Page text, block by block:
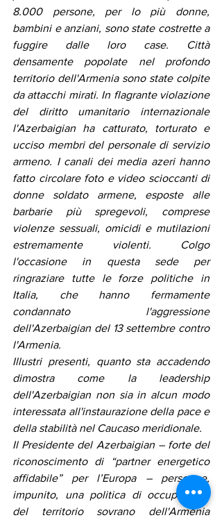
8.000 persone, per lo più donne,
bambini e anziani, sono state costrette a
fuggire dalle loro case. Città
densamente popolate nel profondo
territorio dell'Armenia sono state colpite
da attacchi mirati. In flagrante violazione
del diritto umanitario internazionale
l'Azerbaigian ha catturato, torturato e
ucciso membri del personale di servizio
armeno. I canali dei media azeri hanno
fatto circolare foto e video scioccanti di
donne soldato armene, esposte alle
barbarie più spregevoli, comprese
violenze sessuali, omicidi e mutilazioni
estremamente violenti. Colgo
l'occasione in questa sede per
ringraziare tutte le forze politiche in
Italia, che hanno fermamente
condannato l'aggressione
dell'Azerbaigian del 13 settembre contro
l'Armenia.
Illustri presenti, quanto sta accadendo
dimostra come la leadership
dell'Azerbaigian non sia in alcun modo
interessata all'instaurazione della pace e
della stabilità nel Caucaso meridionale.
Il Presidente del Azerbaigian – forte del
riconoscimento di “partner energetico
affidabile” per l’Europa – persegue,
impunito, una politica di occupazione
del territorio sovrano dell'Armenia